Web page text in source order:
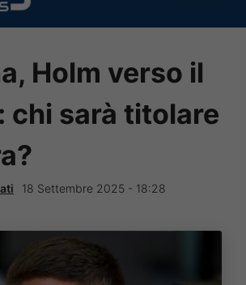
Holm verso il
chi sarà titolare
18 Settembre 2025 - 18:28